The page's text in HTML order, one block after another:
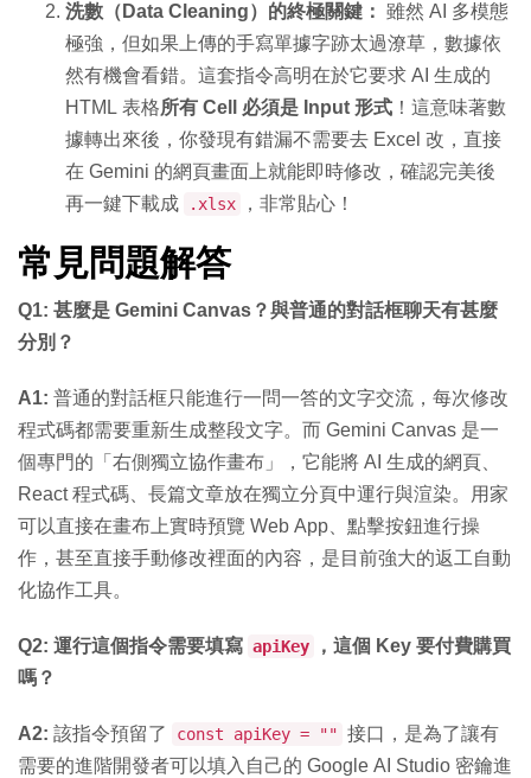
洗數（Data Cleaning）的終極關鍵： 雖然 AI 多模態
極強，但如果上傳的手寫單據字跡太過潦草，數據依
然有機會看錯。這套指令高明在於它要求 AI 生成的
HTML 表格所有 Cell 必須是 Input 形式 ！這意味著數
據轉出來後，你發現有錯漏不需要去 Excel 改，直接
在 Gemini 的網頁畫面上就能即時修改，確認完美後
再一鍵下載成
.xlsx ，非常貼心！
常見問題解答
Q1: 甚麼是 Gemini Canvas？與普通的對話框聊天有甚麼
分別？
A1: 普通的對話框只能進行一問一答的文字交流，每次修改
程式碼都需要重新生成整段文字。而 Gemini Canvas 是一
個專門的「右側獨立協作畫布」，它能將 AI 生成的網頁、
React 程式碼、長篇文章放在獨立分頁中運行與渲染。用家
可以直接在畫布上實時預覽 Web App、點擊按鈕進行操
作，甚至直接手動修改裡面的內容，是目前強大的返工自動
化協作工具。
Q2: 運行這個指令需要填寫 apiKey
，這個 Key 要付費購買
嗎？
A2: 該指令預留了 const apiKey = "" 接口，是為了讓有
需要的進階開發者可以填入自己的 Google AI Studio 密鑰進